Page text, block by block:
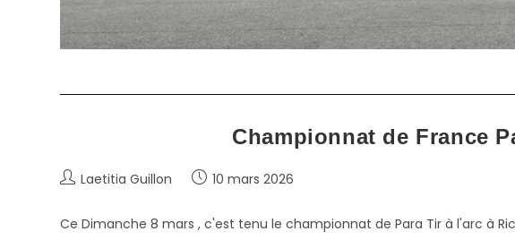
Championnat de France
Auteur/autrice
publication :
Laetitia Guillon
Publication
10 mars 2026
Ce Dimanche 8 mars , c'est tenu le championnat de Para Tir à l'arc à